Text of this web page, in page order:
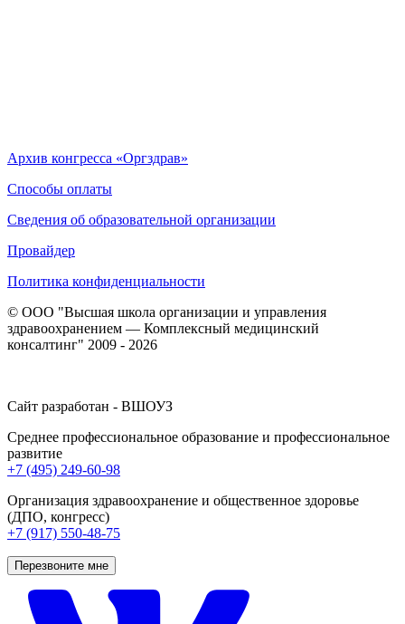
Архив конгресса «Оргздрав»
Способы оплаты
Сведения об образовательной организации
Провайдер
Политика конфиденциальности
© ООО "Высшая школа организации и управления
здравоохранением — Комплексный медицинский
консалтинг" 2009 - 2026
Сайт разработан - ВШОУЗ
Среднее профессиональное образование и профессиональное
развитие
+7 (495) 249-60-98
Организация здравоохранение и общественное здоровье
(ДПО, конгресс)
+7 (917) 550-48-75
Перезвоните мне